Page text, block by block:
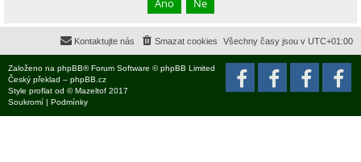
Všechny časy jsou v UTC+01:00
Smazat cookies
Kontaktujte nás
Založeno na phpBB® Forum Software © phpBB Limited
Český překlad – phpBB.cz
Style proflat od ©Mazeltof 2017
Soukromí | Podmínky